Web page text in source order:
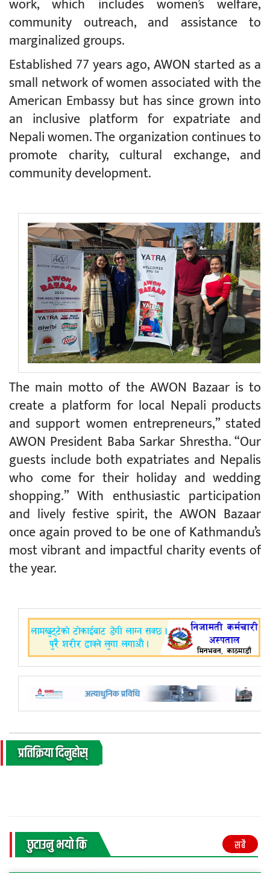
community outreach, and assistance to
marginalized groups.
Established 77 years ago, AWON started as a
small network of women associated with the
American Embassy but has since grown into
an inclusive platform for expatriate and
Nepali women. The organization continues to
promote charity, cultural exchange, and
community development.
The main motto of the AWON Bazaar is to
create a platform for local Nepali products
and support women entrepreneurs,” stated
AWON President Baba Sarkar Shrestha. “Our
guests include both expatriates and Nepalis
who come for their holiday and wedding
shopping.” With enthusiastic participation
and lively festive spirit, the AWON Bazaar
once again proved to be one of Kathmandu’s
most vibrant and impactful charity events of
the year.
प्रतिक्रिया दिनुहोस्
छुटाउनु भयाे कि सबै